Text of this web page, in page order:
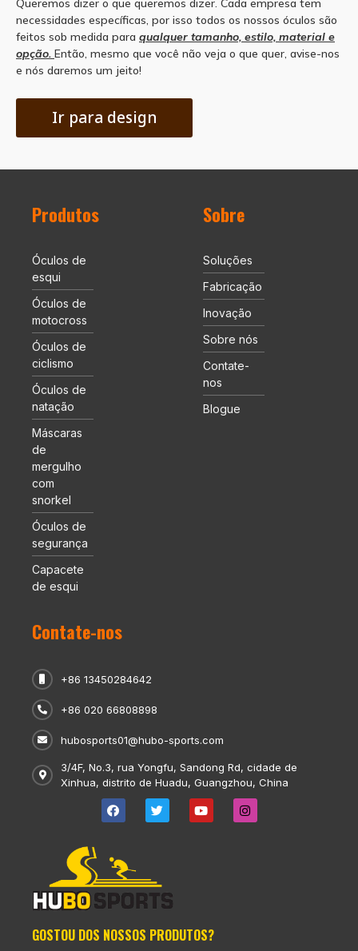
Queremos dizer o que queremos dizer. Cada empresa tem
necessidades específicas, por isso todos os nossos óculos são
feitos sob medida para qualquer tamanho, estilo, material e
opção. Então, mesmo que você não veja o que quer, avise-nos
e nós daremos um jeito!
Ir para design
Produtos
Óculos de
esqui
Óculos de
motocross
Óculos de
ciclismo
Óculos de
natação
Máscaras
de
mergulho
com
snorkel
Óculos de
segurança
Capacete
de esqui
Sobre
Soluções
Fabricação
Inovação
Sobre nós
Contate-
nos
Blogue
Contate-nos
+86 13450284642
+86 020 66808898
hubosports01@hubo-sports.com
3/4F, No.3, rua Yongfu, Sandong Rd, cidade de
Xinhua, distrito de Huadu, Guangzhou, China
GOSTOU DOS NOSSOS PRODUTOS?